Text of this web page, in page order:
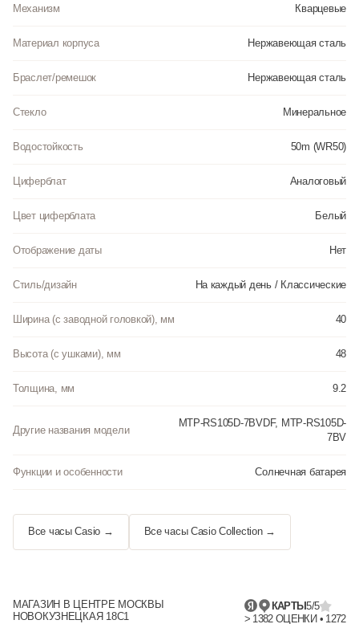
Механизм Кварцевые
Материал корпуса Нержавеющая сталь
Браслет/ремешок Нержавеющая сталь
Стекло Минеральное
Водостойкость 50m (WR50)
Циферблат Аналоговый
Цвет циферблата Белый
Отображение даты Нет
Стиль/дизайн На каждый день / Классические
Ширина (с заводной головкой), мм 40
Высота (с ушками), мм 48
Толщина, мм 9.2
Другие названия модели
MTP-RS105D-7BVDF, MTP-RS105D-
7BV
Функции и особенности Солнечная батарея
Все часы Casio → Все часы Casio Collection →
МАГАЗИН В ЦЕНТРЕ МОСКВЫ
НОВОКУЗНЕЦКАЯ 18С1
КАРТЫ5/5